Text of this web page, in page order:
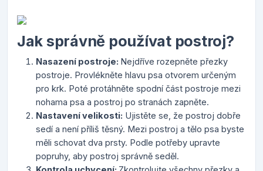
Jak správně používat postroj?
Nasazení postroje: Nejdříve rozepněte přezky
postroje. Provlékněte hlavu psa otvorem určeným
pro krk. Poté protáhněte spodní část postroje mezi
nohama psa a postroj po stranách zapněte.
Nastavení velikosti: Ujistěte se, že postroj dobře
sedí a není příliš těsný. Mezi postroj a tělo psa byste
měli schovat dva prsty. Podle potřeby upravte
popruhy, aby postroj správně seděl.